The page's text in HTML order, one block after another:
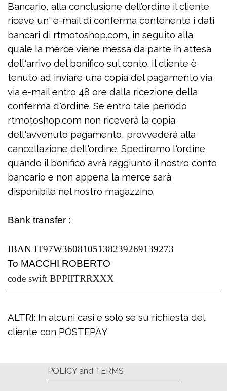
Bancario, alla conclusione dell’ordine il cliente
riceve un' e-mail di conferma contenente i dati
bancari di rtmotoshop.com, in seguito alla
quale la merce viene messa da parte in attesa
dell'arrivo del bonifico sul conto. Il cliente è
tenuto ad inviare una copia del pagamento via
via e-mail entro 48 ore dalla ricezione della
conferma d'ordine. Se entro tale periodo
rtmotoshop.com non riceverà la copia
dell'avvenuto pagamento, provvederà alla
cancellazione dell'ordine. Spediremo l'ordine
quando il bonifico avrà raggiunto il nostro conto
bancario e non appena la merce sarà
disponibile nel nostro magazzino.
Bank transfer :
IBAN IT97W3608105138239269139273
To MACCHI ROBERTO
code swift BPPIITRRXXX
ALTRI: In alcuni casi e solo se su richiesta del
cliente con POSTEPAY
POLICY and TERMS